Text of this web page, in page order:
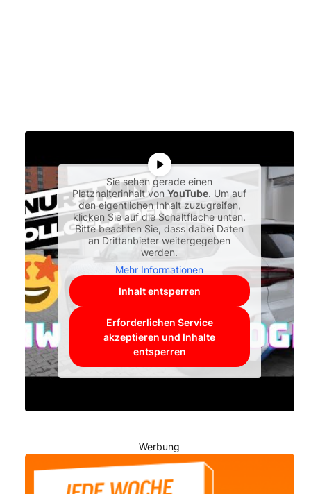
Sie sehen gerade einen
Platzhalterinhalt vonYouTube. Um auf
den eigentlichen Inhalt zuzugreifen,
klicken Sie auf die Schaltfläche unten.
Bitte beachten Sie, dass dabei Daten
an Drittanbieter weitergegeben
werden.
Mehr Informationen
Inhalt entsperren
Erforderlichen Service
akzeptieren und Inhalte
entsperren
Werbung